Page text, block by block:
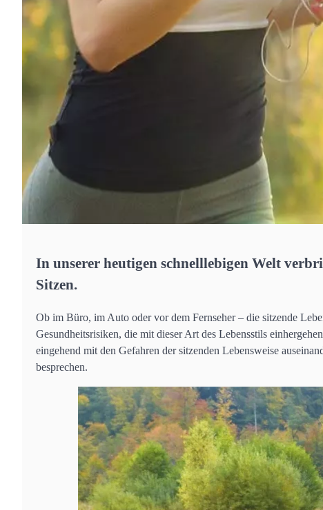
In unserer heutigen schnelllebigen Welt
Sitzen.
Ob im Büro, im Auto oder vor dem Fernseher – die sitzende
Gesundheitsrisiken, die mit dieser Art des Lebensstils
eingehend mit den Gefahren der sitzenden Lebensweise
besprechen.